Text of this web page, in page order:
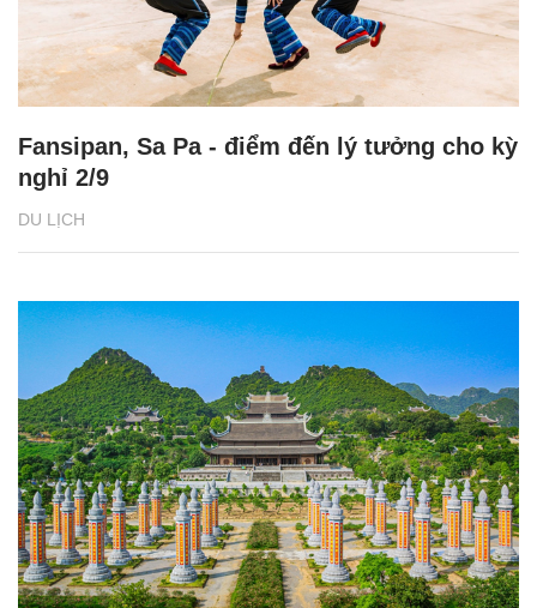
DU LỊCH
Fansipan, Sa Pa - điểm đến lý tưởng cho kỳ
nghỉ 2/9